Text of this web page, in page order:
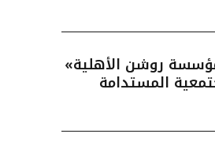
روشن الأهلية»
المستدامة